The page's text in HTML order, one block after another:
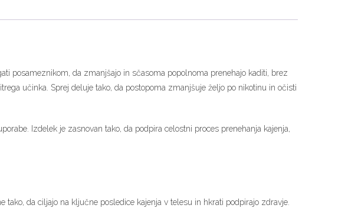
posameznikom, da zmanjšajo in sčasoma popolnoma prenehajo kaditi, brez
učinka. Sprej deluje tako, da postopoma zmanjšuje željo po nikotinu in očisti
Izdelek je zasnovan tako, da podpira celostni proces prenehanja kajenja,
tako, da ciljajo na ključne posledice kajenja v telesu in hkrati podpirajo zdravje.